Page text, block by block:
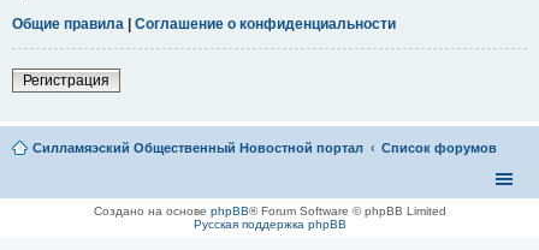
Общие правила | Соглашение о конфиденциальности
Регистрация
Силламяэский Общественный Новостной портал Список форумов
Создано на основе phpBB® Forum Software © phpBB Limited
Русская поддержка phpBB